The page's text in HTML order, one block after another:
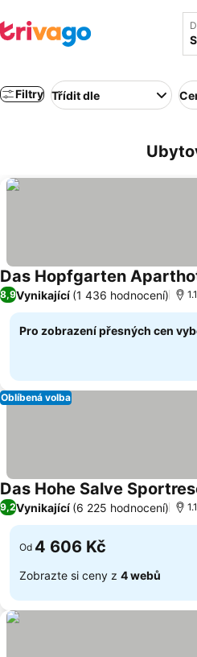
Filtry Třídit dle
Das Hopfgarten
8,9Vynikající (1 436 hodnocení)
Pro zobrazení přesných cen
Oblíbená volba
Das Hohe Salve
9,2Vynikající (6 225 hodnocení)
Od 4 606 Kč
Zobrazte si ceny z 4 webů